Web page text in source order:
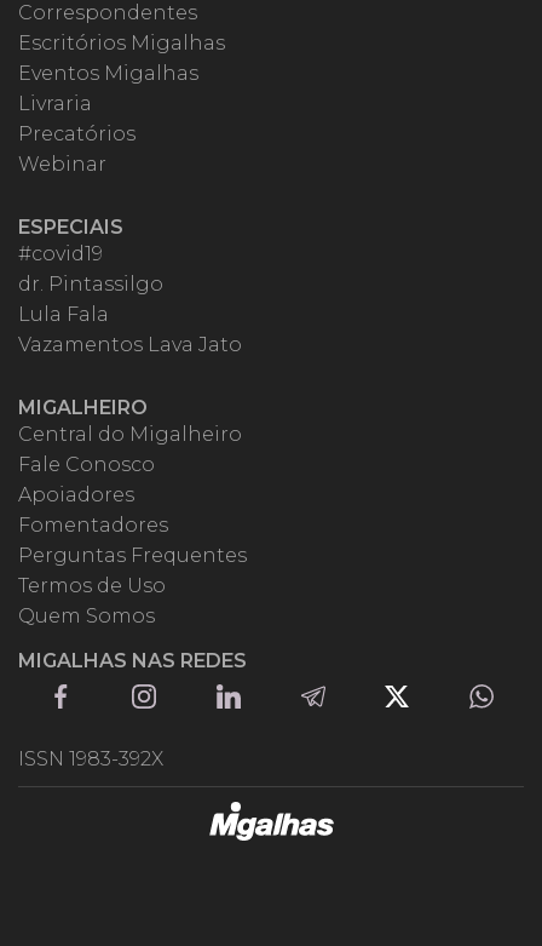
Correspondentes
Escritórios Migalhas
Eventos Migalhas
Livraria
Precatórios
Webinar
ESPECIAIS
#covid19
dr. Pintassilgo
Lula Fala
Vazamentos Lava Jato
MIGALHEIRO
Central do Migalheiro
Fale Conosco
Apoiadores
Fomentadores
Perguntas Frequentes
Termos de Uso
Quem Somos
MIGALHAS NAS REDES
ISSN 1983-392X